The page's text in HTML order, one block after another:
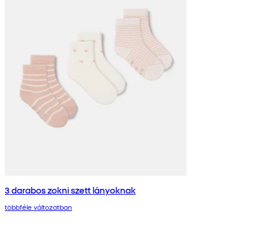
3 darabos zokni szett lányoknak
többféle változatban